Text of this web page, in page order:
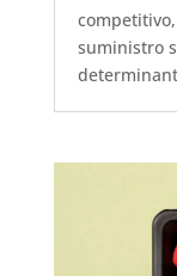
suministro